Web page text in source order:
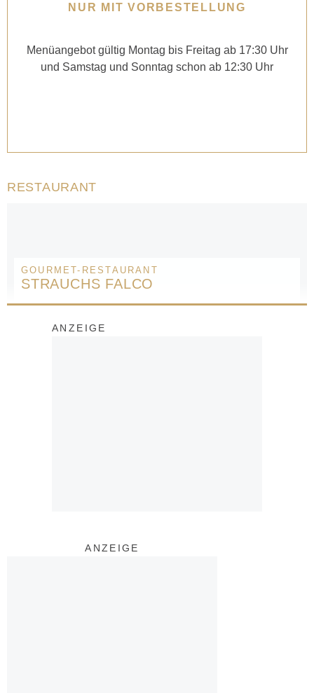
NUR MIT VORBESTELLUNG
Menüangebot gültig Montag bis Freitag ab 17:30 Uhr
und Samstag und Sonntag schon ab 12:30 Uhr
RESTAURANT
GOURMET-RESTAURANT
STRAUCHS FALCO
ANZEIGE
ANZEIGE